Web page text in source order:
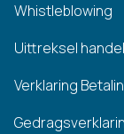
Whistleblowing
Uittreksel
Verklaring